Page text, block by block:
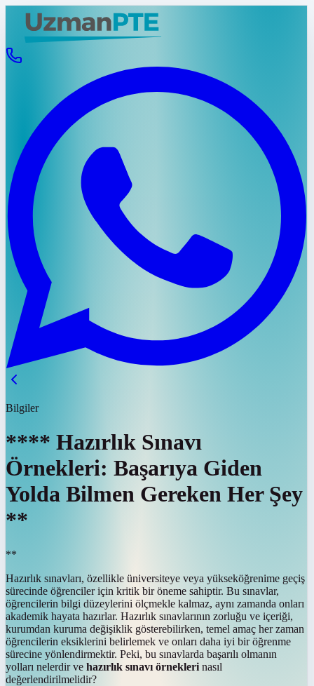
Bilgiler
**** Hazırlık Sınavı
Örnekleri: Başarıya Giden
Yolda Bilmen Gereken Her Şey
**
**
Hazırlık sınavları, özellikle üniversiteye veya yükseköğrenime geçiş
sürecinde öğrenciler için kritik bir öneme sahiptir. Bu sınavlar,
öğrencilerin bilgi düzeylerini ölçmekle kalmaz, aynı zamanda onları
akademik hayata hazırlar. Hazırlık sınavlarının zorluğu ve içeriği,
kurumdan kuruma değişiklik gösterebilirken, temel amaç her zaman
öğrencilerin eksiklerini belirlemek ve onları daha iyi bir öğrenme
sürecine yönlendirmektir. Peki, bu sınavlarda başarılı olmanın
yolları nelerdir ve hazırlık sınavı örnekleri nasıl
değerlendirilmelidir?